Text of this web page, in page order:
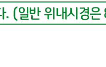
. (일반 위내시경